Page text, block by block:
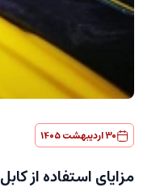
30 اردیبهشت 1405
مزایای استفاده از کابل Cat6SFTP نسبت به کابل های Cat6UTP در چیست؟